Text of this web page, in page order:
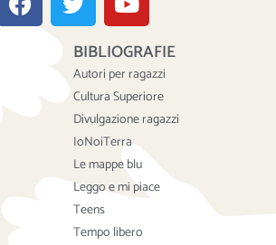
a
c
w
i
t
t
e
r
o
u
t
u
b
e
BIBLIOGRAFIE
Autori per ragazzi
Cultura Superiore
Divulgazione ragazzi
IoNoiTerra
Le mappe blu
Leggo e mi piace
Teens
Tempo libero